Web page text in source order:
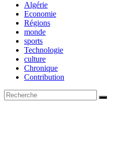
Algérie
Economie
Régions
monde
sports
Technologie
culture
Chronique
Contribution